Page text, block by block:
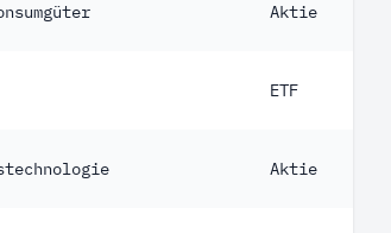
Aktie
ETF
Aktie